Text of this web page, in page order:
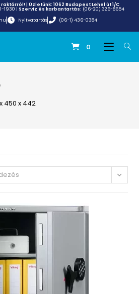
| Üzletünk:1062 Budapest Lehel út 1/C
1930 | Szerviz és karbantartás: (06-20) 326-8654
Nyitvatartás (06-1) 436-0384
0
450 x 442